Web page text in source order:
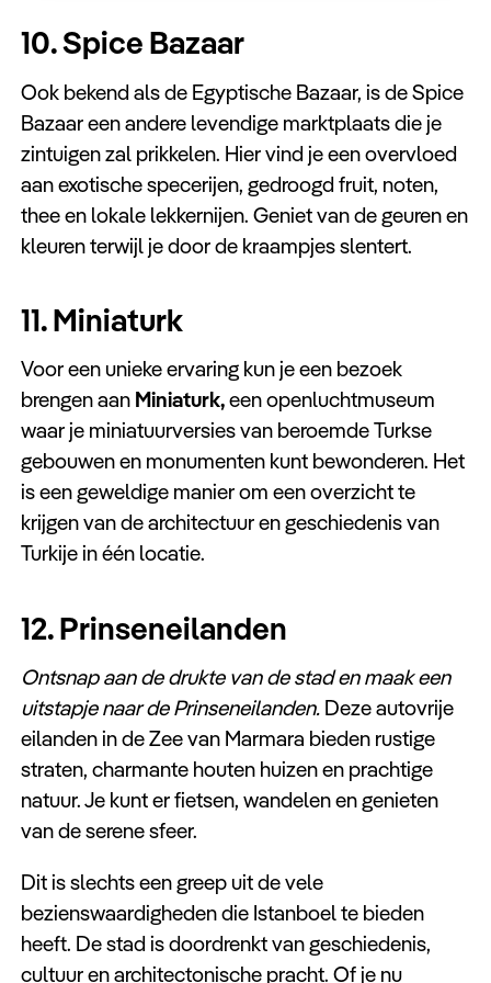
10. Spice Bazaar
Ook bekend als de Egyptische Bazaar, is de Spice
Bazaar een andere levendige marktplaats die je
zintuigen zal prikkelen. Hier vind je een overvloed
aan exotische specerijen, gedroogd fruit, noten,
thee en lokale lekkernijen. Geniet van de geuren en
kleuren terwijl je door de kraampjes slentert.
11. Miniaturk
Voor een unieke ervaring kun je een bezoek
brengen aan Miniaturk,een openluchtmuseum
waar je miniatuurversies van beroemde Turkse
gebouwen en monumenten kunt bewonderen. Het
is een geweldige manier om een overzicht te
krijgen van de architectuur en geschiedenis van
Turkije in één locatie.
12. Prinseneilanden
Ontsnap aan de drukte van de stad en maak een
uitstapje naar de Prinseneilanden. Deze autovrije
eilanden in de Zee van Marmara bieden rustige
straten, charmante houten huizen en prachtige
natuur. Je kunt er fietsen, wandelen en genieten
van de serene sfeer.
Dit is slechts een greep uit de vele
bezienswaardigheden die Istanboel te bieden
heeft. De stad is doordrenkt van geschiedenis,
cultuur en architectonische pracht. Of je nu